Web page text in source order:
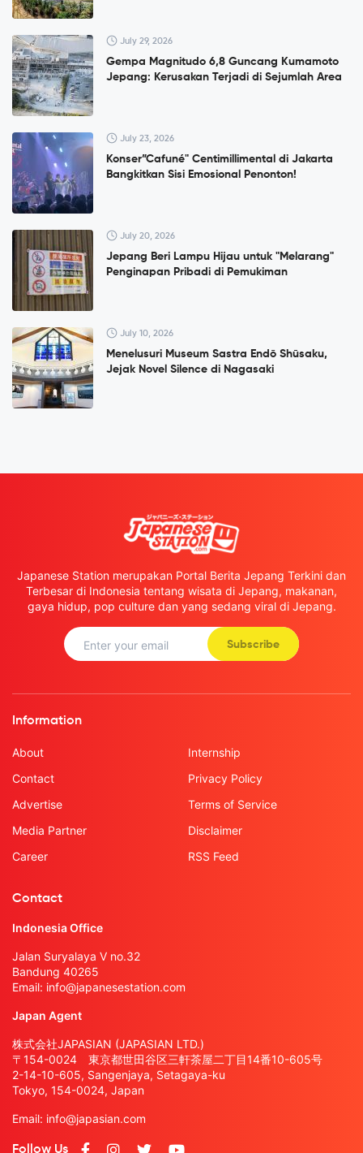
July 29, 2026
Gempa Magnitudo 6,8 Guncang Kumamoto
Jepang: Kerusakan Terjadi di Sejumlah Area
July 23, 2026
Konser”Cafuné" Centimillimental di Jakarta
Bangkitkan Sisi Emosional Penonton!
July 20, 2026
Jepang Beri Lampu Hijau untuk "Melarang"
Penginapan Pribadi di Pemukiman
July 10, 2026
Menelusuri Museum Sastra Endō Shūsaku,
Jejak Novel Silence di Nagasaki
Japanese Station merupakan Portal Berita Jepang Terkini dan
Terbesar di Indonesia tentang wisata di Jepang, makanan,
gaya hidup, pop culture dan yang sedang viral di Jepang.
Subscribe
Information
About
Contact
Advertise
Media Partner
Career
Internship
Privacy Policy
Terms of Service
Disclaimer
RSS Feed
Contact
Indonesia Office
Jalan Suryalaya V no.32
Bandung 40265
Email: info@japanesestation.com
Japan Agent
株式会社JAPASIAN (JAPASIAN LTD.)
〒154-0024 東京都世田谷区三軒茶屋二丁目14番10-605号
2-14-10-605, Sangenjaya, Setagaya-ku
Tokyo, 154-0024, Japan
Email: info@japasian.com
Follow Us